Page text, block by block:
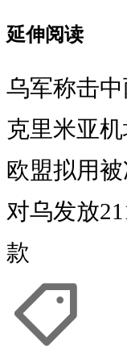
延伸阅读
乌军称击
克里米亚机
欧盟拟用
对乌发放
款